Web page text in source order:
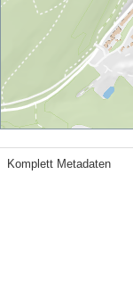
Komplett Metadaten